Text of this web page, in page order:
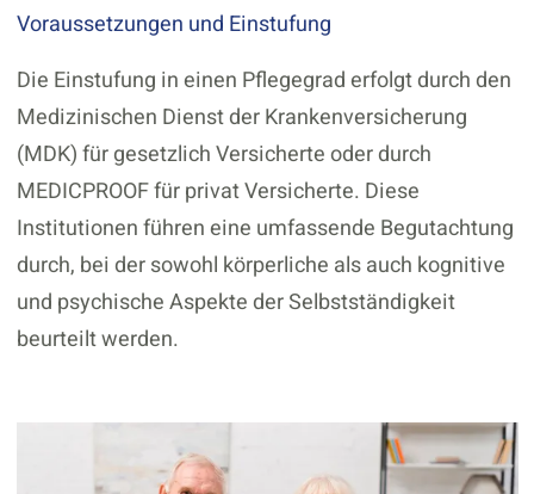
Voraussetzungen und Einstufung
Die Einstufung in einen Pflegegrad erfolgt durch den
Medizinischen Dienst der Krankenversicherung
(MDK) für gesetzlich Versicherte oder durch
MEDICPROOF für privat Versicherte. Diese
Institutionen führen eine umfassende Begutachtung
durch, bei der sowohl körperliche als auch kognitive
und psychische Aspekte der Selbstständigkeit
beurteilt werden.